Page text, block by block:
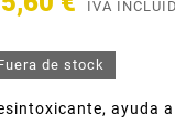
IVA
de stock
ayuda